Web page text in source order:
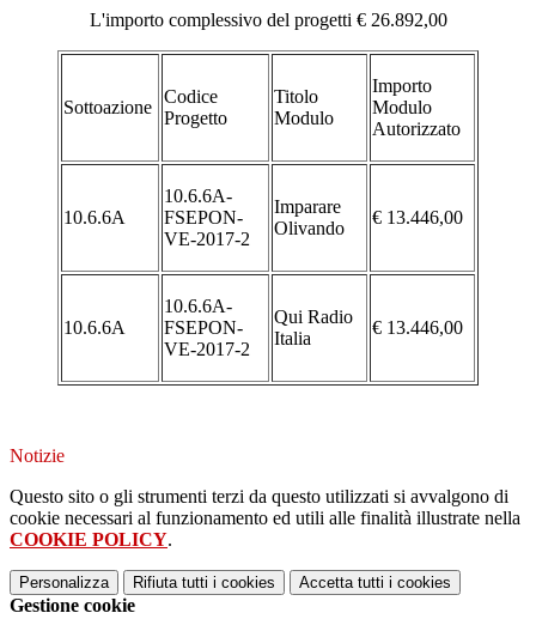
L'importo complessivo del progetti € 26.892,00
Sottoazione
Codice
Progetto
Titolo
Modulo
Importo
Modulo
Autorizzato
10.6.6A
10.6.6A-
FSEPON-
VE-2017-2
Imparare
Olivando
€ 13.446,00
10.6.6A
10.6.6A-
FSEPON-
VE-2017-2
Qui Radio
Italia
€ 13.446,00
Notizie
Questo sito o gli strumenti terzi da questo utilizzati si avvalgono di
cookie necessari al funzionamento ed utili alle finalità illustrate nella
COOKIE POLICY.
Personalizza Rifiuta tutti i cookies Accetta tutti i cookies
Gestione cookie